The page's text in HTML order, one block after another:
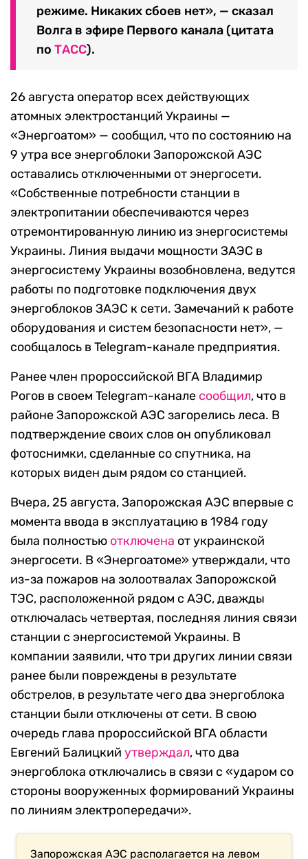
режиме. Никаких сбоев нет», — сказал
Волга в эфире Первого канала (цитата
по ТАСС).
26 августа оператор всех действующих
атомных электростанций Украины —
«Энергоатом» — сообщил, что по состоянию на
9 утра все энергоблоки Запорожской АЭС
оставались отключенными от энергосети.
«Собственные потребности станции в
электропитании обеспечиваются через
отремонтированную линию из энергосистемы
Украины. Линия выдачи мощности ЗАЭС в
энергосистему Украины возобновлена, ведутся
работы по подготовке подключения двух
энергоблоков ЗАЭС к сети. Замечаний к работе
оборудования и систем безопасности нет», —
сообщалось в Telegram-канале предприятия.
Ранее член пророссийской ВГА Владимир
Рогов в своем Telegram-канале сообщил, что в
районе Запорожской АЭС загорелись леса. В
подтверждение своих слов он опубликовал
фотоснимки, сделанные со спутника, на
которых виден дым рядом со станцией.
Вчера, 25 августа, Запорожская АЭС впервые с
момента ввода в эксплуатацию в 1984 году
была полностью отключена от украинской
энергосети. В «Энергоатоме» утверждали, что
из-за пожаров на золоотвалах Запорожской
ТЭС, расположенной рядом с АЭС, дважды
отключалась четвертая, последняя линия связи
станции с энергосистемой Украины. В
компании заявили, что три других линии связи
ранее были повреждены в результате
обстрелов, в результате чего два энергоблока
станции были отключены от сети. В свою
очередь глава пророссийской ВГА области
Евгений Балицкий утверждал, что два
энергоблока отключались в связи с «ударом со
стороны вооруженных формирований Украины
по линиям электропередачи».
Запорожская АЭС располагается на левом